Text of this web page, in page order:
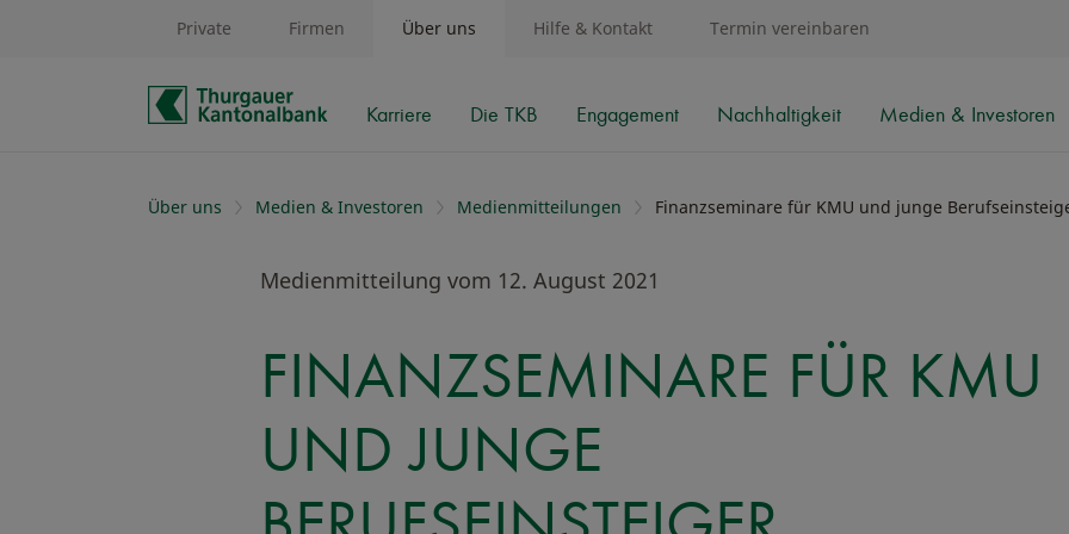
Schnelle Navigation
Private Firmen Über uns
Karriere Die TKB Engagement Nachhaltigkeit Medien & Investoren
Hilfe & Kontakt Termin vereinbaren
Über uns Medien & Investoren Medienmitteilungen Finanzseminare für KMU und junge
Medienmitteilung vom 12. August 2021
FINANZSEMINARE FÜR KMU
UND JUNGE